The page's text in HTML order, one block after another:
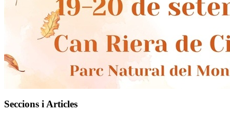
Seccions i Articles